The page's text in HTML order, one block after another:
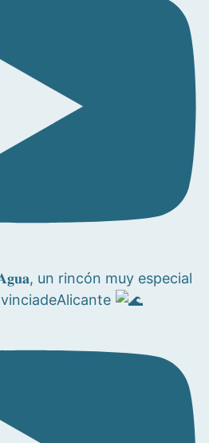
𝐀𝐠𝐮𝐚, un rincón muy especial